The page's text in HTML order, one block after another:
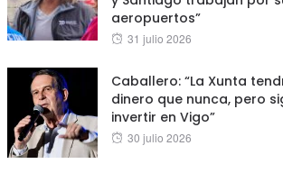
aeropuertos”
Posted
31 julio 2026
Caballero: “La Xunta
dinero que nunca, pero
invertir en Vigo”
Posted
30 julio 2026